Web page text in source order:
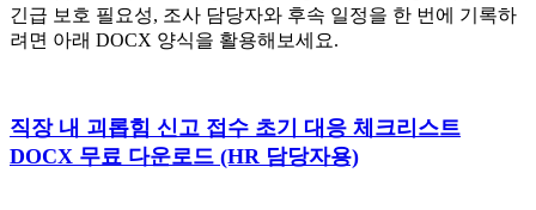
긴급 보호 필요성, 조사 담당자와 후속 일정을 한 번에 기록하
려면 아래 DOCX 양식을 활용해보세요.
직장 내 괴롭힘 신고 접수 초기 대응 체크리스트
DOCX 무료 다운로드 (HR 담당자용)